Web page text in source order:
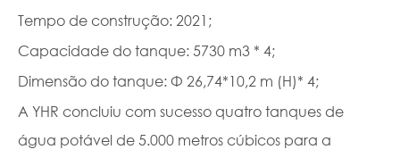
Tempo de construção: 2021;
Capacidade do tanque: 5730 m3 * 4;
Dimensão do tanque: Φ 26,74*10,2 m (H)* 4;
A YHR concluiu com sucesso quatro tanques de
água potável de 5.000 metros cúbicos para a